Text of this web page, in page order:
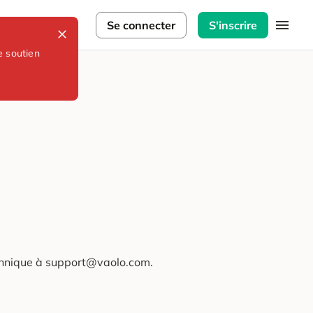
soutien
Se connecter S'inscrire
à support@vaolo.com.